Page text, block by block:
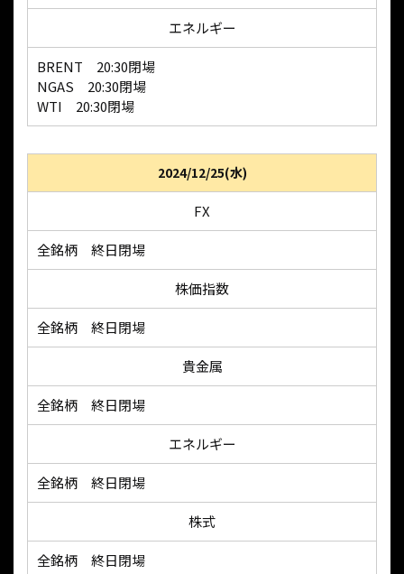
エネルギー
BRENT 20:30閉場
NGAS 20:30閉場
WTI 20:30閉場
2024/12/25(水)
FX
全銘柄 終日閉場
株価指数
全銘柄 終日閉場
貴金属
全銘柄 終日閉場
エネルギー
全銘柄 終日閉場
株式
全銘柄 終日閉場